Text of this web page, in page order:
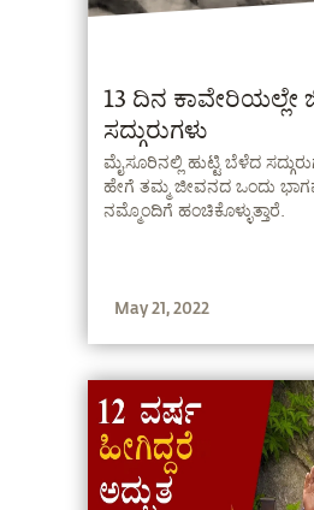
13 ದಿನ ಕಾವೇರಿಯಲ್ಲೇ
ಸದ್ಗುರುಗಳು
ಮೈಸೂರಿನಲ್ಲಿ ಹುಟ್ಟಿ ಬೆಳೆದ
ಹೇಗೆ ತಮ್ಮ ಜೀವನದ ಒಂದು
ನಮ್ಮೊಂದಿಗೆ ಹಂಚಿಕೊಳ್ಳುತ್ತಾರೆ.
May 21, 2022